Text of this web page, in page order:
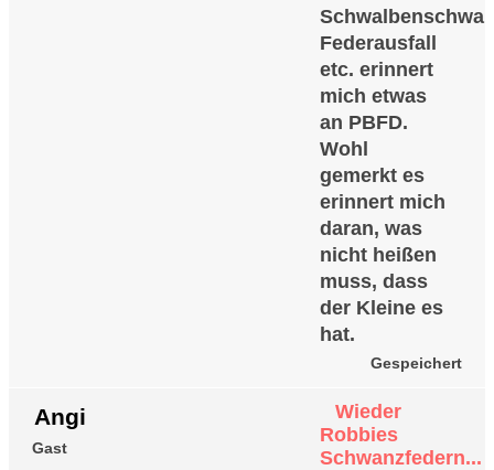
Federausfall
etc. erinnert
mich etwas
an PBFD.
Wohl
gemerkt es
erinnert mich
daran, was
nicht heißen
muss, dass
der Kleine es
hat.
Gespeichert
Angi
Gast
Wieder
Robbies
Schwanzfedern...